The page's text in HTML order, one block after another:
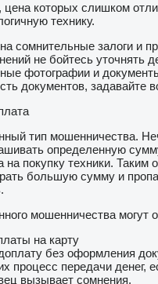
цена которых слишком
технику.
сомнительные залоги и
не бойтесь уточнять
фотографии и
документов, задавайте
тип мошенничества.
определенную
на покупку техники. Таким
большую сумму и
мошенничества могут
на карту
без оформления
процесс передачи денег,
вызывает сомнения.